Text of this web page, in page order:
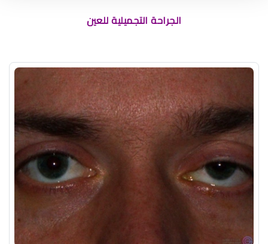
الجراحة التجميلية للعين